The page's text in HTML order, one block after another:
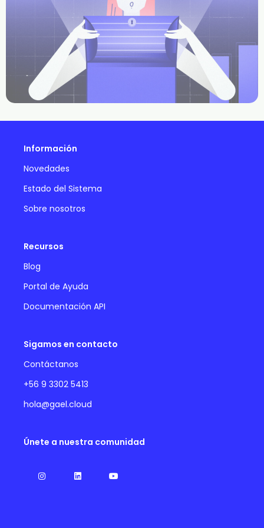
Información
Novedades
Estado del Sistema
Sobre nosotros
Recursos
Blog
Portal de Ayuda
Documentación API
Sigamos en contacto
Contáctanos
+56 9 3302 5413
hola@gael.cloud
Únete a nuestra comunidad